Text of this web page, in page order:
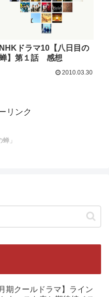
NHKドラマ10【八日目の
】第１話 感想
2010.03.30
リンク
」
期クールドラマ】ライン